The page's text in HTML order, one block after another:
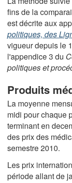
fins de la
est décrite aux
politiques, des
vigueur depuis le
l'appendice 3 du
politiques et
Produits
La moyenne
midi pour chaque
terminant en
des prix des
semestre 2010.
Les prix
période allant de